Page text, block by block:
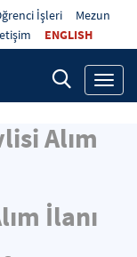
İşleri
Mezun
ENGLISH
Alım
İlanı